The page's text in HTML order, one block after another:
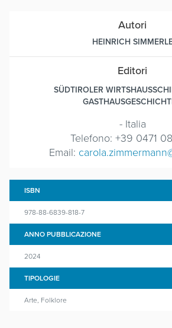
Autori
HEINRICH
Editori
SÜDTIROLER
- Italia
Telefono: +39 0471
Email:
ISBN
978-88-6839-818-7
ANNO PUBBLICAZIONE
2024
TIPOLOGIE
Arte, Folklore